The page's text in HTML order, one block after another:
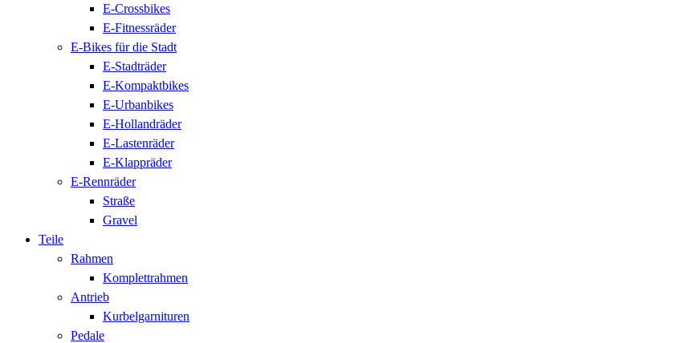
E-Crossbikes
E-Fitnessräder
E-Bikes für die Stadt
E-Stadträder
E-Kompaktbikes
E-Urbanbikes
E-Hollandräder
E-Lastenräder
E-Klappräder
E-Rennräder
Straße
Gravel
Teile
Rahmen
Komplettrahmen
Antrieb
Kurbelgarnituren
Pedale